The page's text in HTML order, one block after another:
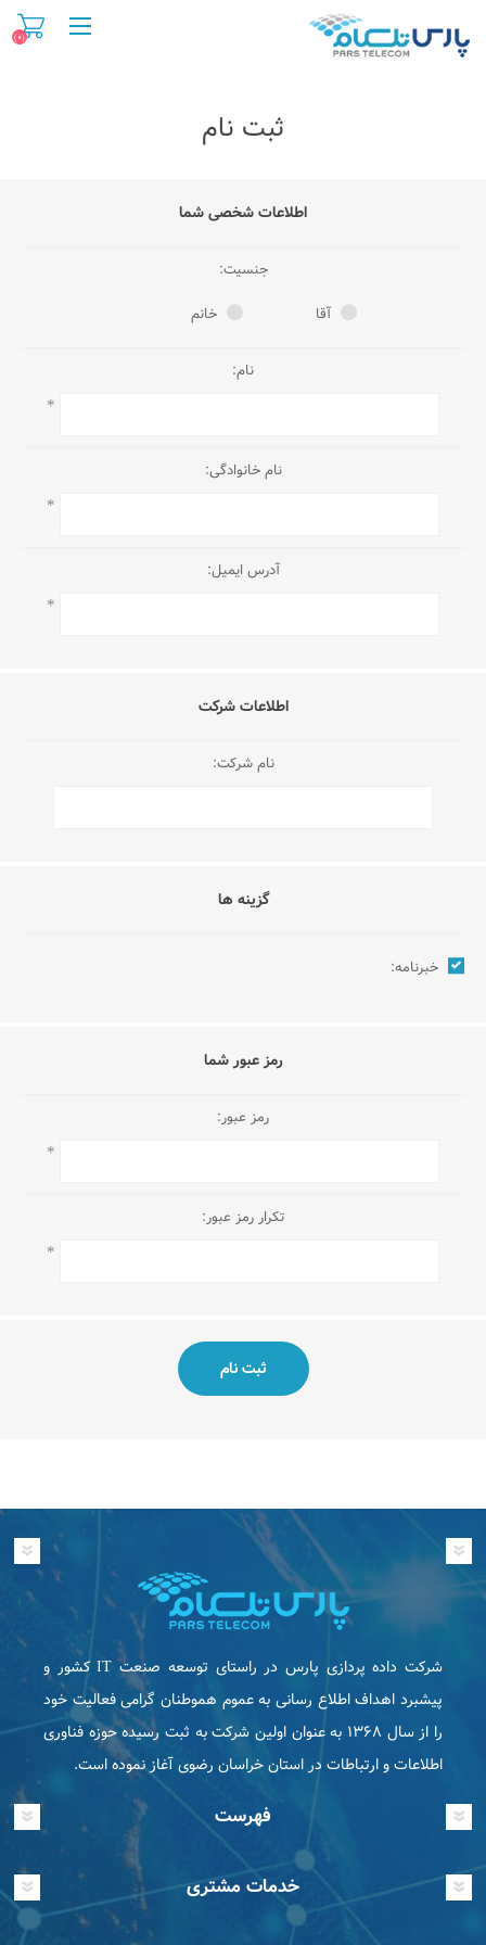
(0)
ثبت نام
اطلاعات شخصی شما
جنسیت:
آقا
خانم
نام:
*
نام خانوادگی:
*
آدرس ایمیل:
*
اطلاعات شرکت
نام شرکت:
گزینه ها
خبرنامه:
رمز عبور شما
رمز عبور:
*
تکرار رمز عبور:
*
شرکت داده پردازی پارس در راستای توسعه صنعت IT كشور و
پیشبرد اهداف اطلاع رسانی به عموم هموطنان گرامی فعاليت خود
را از سال ۱۳۶۸ به عنوان اولین شرکت به ثبت رسیده حوزه فناوری
اطلاعات و ارتباطات در استان خراسان رضوی آغاز نموده است.
فهرست
خدمات مشتری